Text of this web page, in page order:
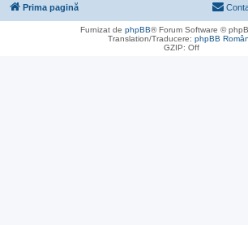
Prima pagină
Furnizat de phpBB® Forum Software ©
Translation/Traducere: phpBB
GZIP: Off